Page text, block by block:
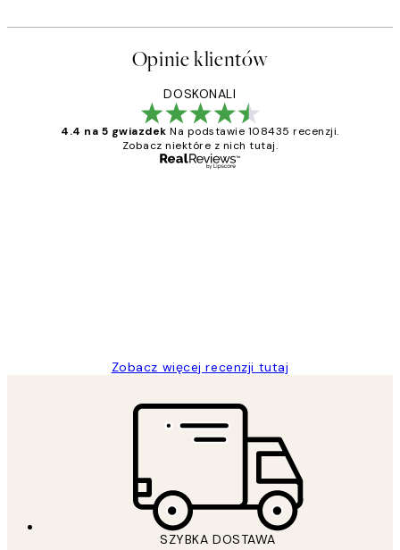
Opinie klientów
DOSKONALI
4.4 na 5 gwiazdek Na podstawie 108435 recenzji.
Zobacz niektóre z nich tutaj.
Zobacz więcej recenzji tutaj
SZYBKA DOSTAWA